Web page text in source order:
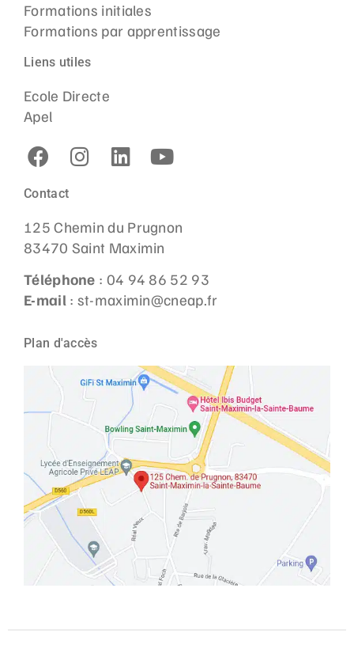
Formations initiales
Formations par apprentissage
Liens utiles
Ecole Directe
Apel
Contact
125 Chemin du Prugnon
83470 Saint Maximin
Téléphone : 04 94 86 52 93
E-mail : st-maximin@cneap.fr
Plan d'accès